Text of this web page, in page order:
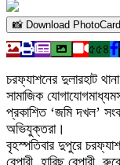
📸 Download PhotoCard
৫৫৪
চরফ্যাশনের দুলারহাট
সামাজিক
প্রকাশিত ‘জমি দখল’
অভিযুক্তরা।
বৃহস্পতিবার দুপুরে
বেপারী, হারিছ বেপারী,